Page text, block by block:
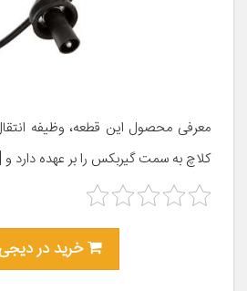
معرفی محصول این قطعه، وظیفه
کلاچ به سمت گیربکس را بر عهده دارد
خرید در دیجی